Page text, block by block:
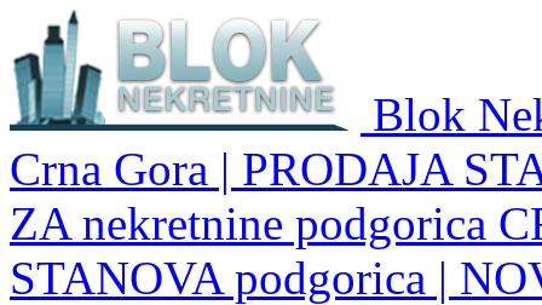
Blok
Crna Gora | PRODAJA
ZA nekretnine podgorica
STANOVA podgorica |